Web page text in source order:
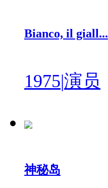
Bianco, il giall...
1975|演员
神秘岛